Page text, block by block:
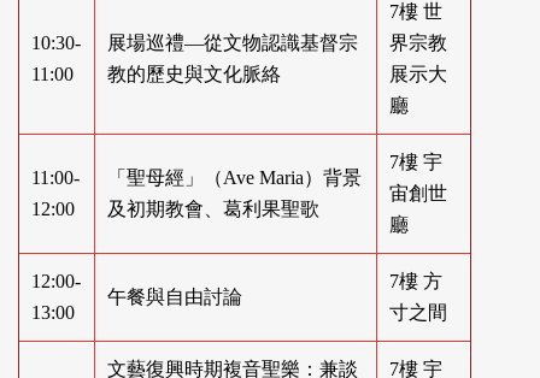
10:30-
11:00
展場巡禮—從文物認識基督宗
教的歷史與文化脈絡
7樓 世
界宗教
展示大
廳
11:00-
12:00
「聖母經」（Ave Maria）背景
及初期教會、葛利果聖歌
7樓 宇
宙創世
廳
12:00-
13:00
午餐與自由討論
7樓 方
寸之間
文藝復興時期複音聖樂：兼談 7樓 宇